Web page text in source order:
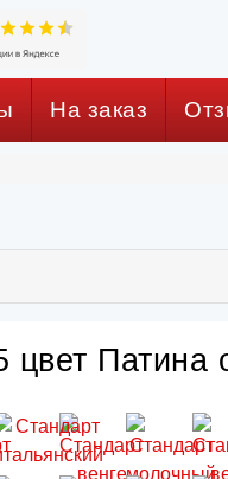
На заказ
Патина